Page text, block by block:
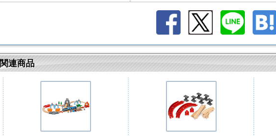
関連商品